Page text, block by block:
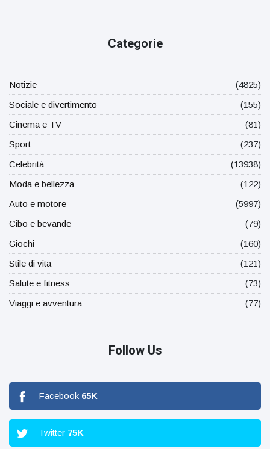
Categorie
Notizie
(4825)
Sociale e divertimento
(155)
Cinema e TV
(81)
Sport
(237)
Celebrità
(13938)
Moda e bellezza
(122)
Auto e motore
(5997)
Cibo e bevande
(79)
Giochi
(160)
Stile di vita
(121)
Salute e fitness
(73)
Viaggi e avventura
(77)
Follow Us
Facebook 65K
Twitter 75K